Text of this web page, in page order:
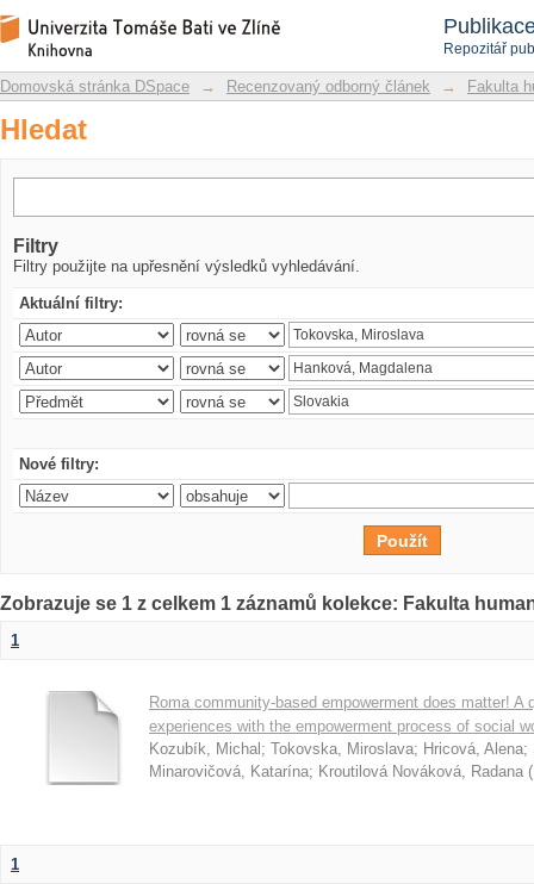
Repozitář
Hledat
Repozitář DSpace/Manakin
Domovská stránka DSpace → Recenzovaný odborný článek → Fakulta
Hledat
Filtry
Filtry použijte na upřesnění výsledků vyhledávání.
Aktuální filtry:
Nové filtry:
Zobrazuje se 1 z celkem 1 záznamů kolekce: Fakulta
1
Roma community-based empowerment does matter!
experiences with the empowerment process of social
Kozubík, Michal ; Tokovska, Miroslava; Hricová, Alena;
Minarovičová, Katarína; Kroutilová Nováková, Radana (
1